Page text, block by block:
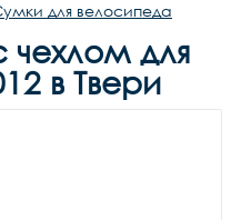
для велосипеда
для
в Твери